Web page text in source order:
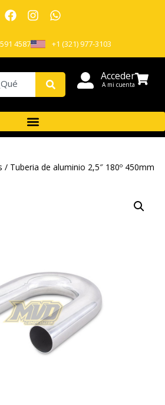
4587 +1 (321) 977-3103
Acceder
A mi cuenta
/ Tuberia de aluminio 2,5″ 180º 450mm